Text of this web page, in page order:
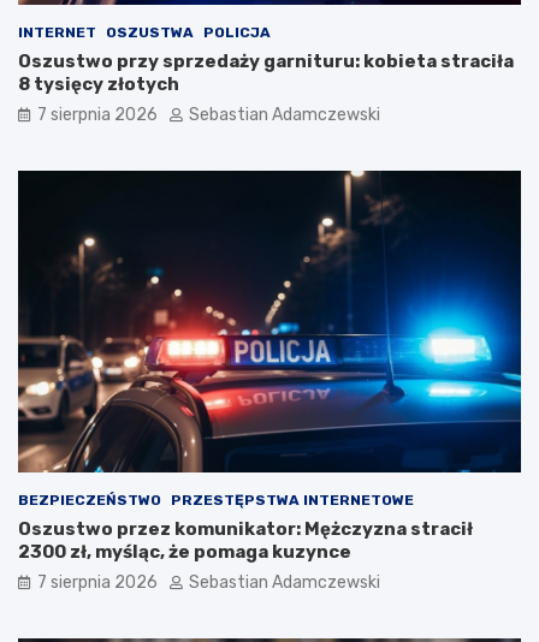
INTERNET OSZUSTWA POLICJA
Oszustwo przy sprzedaży garnituru: kobieta straciła
8 tysięcy złotych
7 sierpnia 2026 Sebastian Adamczewski
BEZPIECZEŃSTWO PRZESTĘPSTWA INTERNETOWE
Oszustwo przez komunikator: Mężczyzna stracił
2300 zł, myśląc, że pomaga kuzynce
7 sierpnia 2026 Sebastian Adamczewski